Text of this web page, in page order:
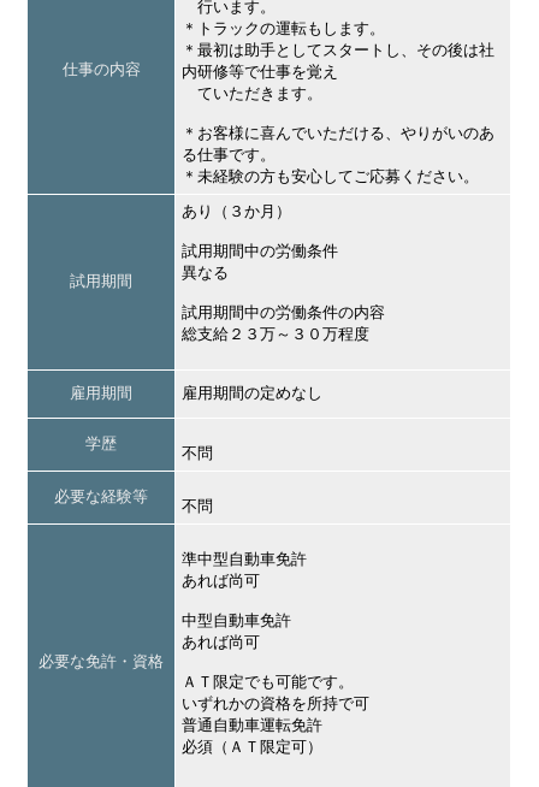
仕事の内容
行います。
＊トラックの運転もします。
＊最初は助手としてスタートし、その後は社
内研修等で仕事を覚え
ていただきます。
＊お客様に喜んでいただける、やりがいのあ
る仕事です。
＊未経験の方も安心してご応募ください。
試用期間
あり（３か月）
試用期間中の労働条件
異なる
試用期間中の労働条件の内容
総支給２３万～３０万程度
雇用期間 雇用期間の定めなし
学歴
不問
必要な経験等
不問
必要な免許・資格
準中型自動車免許
あれば尚可
中型自動車免許
あれば尚可
ＡＴ限定でも可能です。
いずれかの資格を所持で可
普通自動車運転免許
必須（ＡＴ限定可）